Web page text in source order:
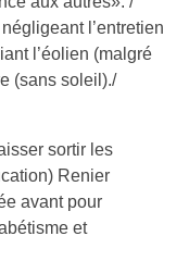
l’entretien
l’éolien (malgré
(sans soleil)./
sortir les
Renier
avant pour
et